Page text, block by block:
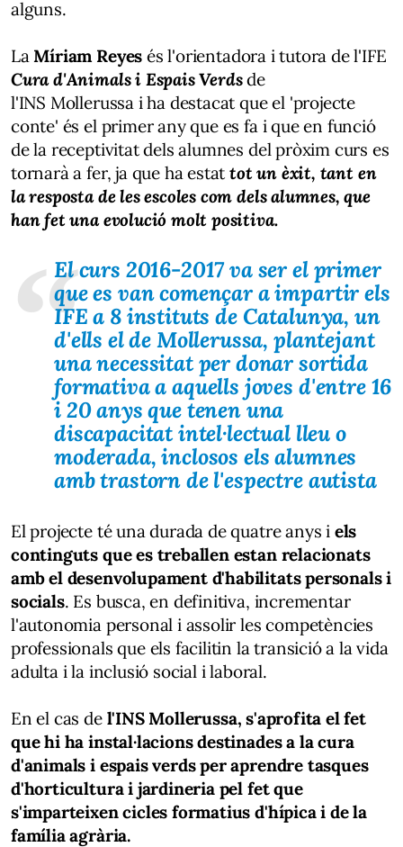
alguns.
LaMíriam Reyes és l'orientadora i tutora de l'IFE
Cura d'Animals i Espais Verdsde
l'INS Mollerussa i ha destacat que el 'projecte
conte' és el primer any que es fa i que en funció
de la receptivitat dels alumnes del pròxim curs es
tornarà a fer, ja que ha estattot un èxit, tant en
la resposta de les escoles com dels alumnes, que
han fet una evolució molt positiva.
El curs 2016-2017 va ser el primer
que es van començar a impartir els
IFE a 8 instituts de Catalunya, un
d'ells el de Mollerussa, plantejant
una necessitat per donar sortida
formativa a aquells joves d'entre 16
i 20 anys que tenen una
discapacitat intel·lectual lleu o
moderada, inclosos els alumnes
amb trastorn de l'espectre autista
El projecte té una durada de quatre anys i els
continguts que es treballen estan relacionats
amb el desenvolupament d'habilitats personals i
socials. Es busca, en definitiva, incrementar
l'autonomia personal i assolir les competències
professionals que els facilitin la transició a la vida
adulta i la inclusió social i laboral.
En el cas del'INS Mollerussa, s'aprofita el fet
que hi ha instal·lacions destinades a la cura
d'animals i espais verds per aprendre tasques
d'horticultura i jardineria pel fet que
s'imparteixen cicles formatius d'hípica i de la
família agrària.